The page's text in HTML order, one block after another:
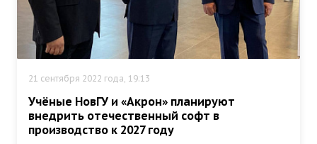
21 сентября 2022 года, 19:13
Учёные НовГУ и «Акрон» планируют
внедрить отечественный софт в
производство к 2027 году